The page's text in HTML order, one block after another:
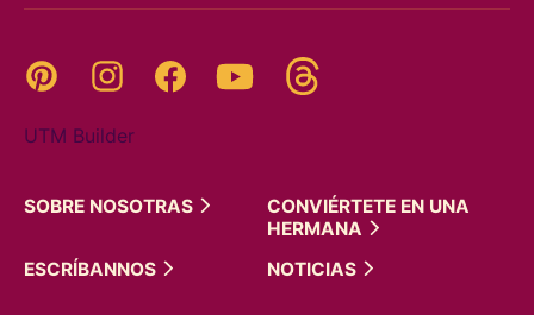
Pinterest InstagramFacebookYouTube
UTM Builder
SOBRE NOSOTRAS
CONVIÉRTETE EN UNA
HERMANA
ESCRÍBANNOS
NOTICIAS